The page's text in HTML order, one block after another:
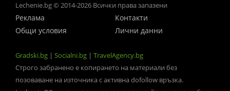
Lechenie.bg © 2014-2026 Всички права запазени
Реклама
Контакти
Общи условия
Лични данни
Gradski.bg | Socialni.bg | TravelAgency.bg
Строго забранено е копирането на материали без
позоваване на източника с активна dofollow връзка.